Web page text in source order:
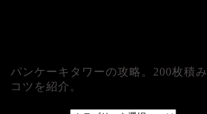
パンケーキタワーの攻略。200枚積
コツを紹介。